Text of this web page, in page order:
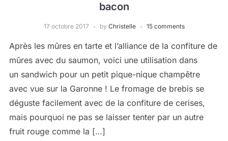
bacon
17 octobre 2017 by Christelle 15 comments
Après les mûres en tarte et l’alliance de la confiture de
mûres avec du saumon, voici une utilisation dans
un sandwich pour un petit pique-nique champêtre
avec vue sur la Garonne ! Le fromage de brebis se
déguste facilement avec de la confiture de cerises,
mais pourquoi ne pas se laisser tenter par un autre
fruit rouge comme la […]